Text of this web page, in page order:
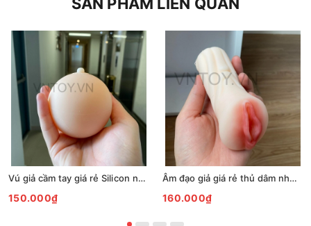
Vú giả cầm tay giá rẻ Silicon như thật có lỗ âm đạo
150.000₫
Âm đạo giả giá rẻ thủ dâm như thật
160.000₫